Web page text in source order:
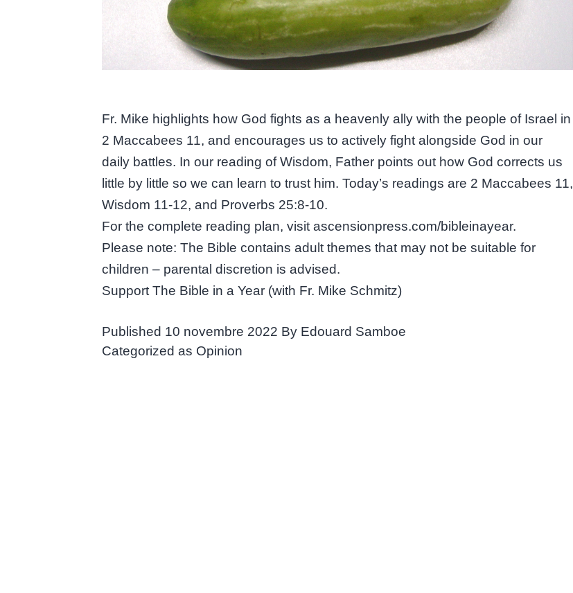
Fr. Mike highlights how God fights as a heavenly ally with the people of Israel in
2 Maccabees 11, and encourages us to actively fight alongside God in our
daily battles. In our reading of Wisdom, Father points out how God corrects us
little by little so we can learn to trust him. Today’s readings are 2 Maccabees 11,
Wisdom 11-12, and Proverbs 25:8-10.
For the complete reading plan, visit ascensionpress.com/bibleinayear.
Please note: The Bible contains adult themes that may not be suitable for
children – parental discretion is advised.
Support The Bible in a Year (with Fr. Mike Schmitz)
Published 10 novembre 2022 By Edouard Samboe
Categorized as Opinion